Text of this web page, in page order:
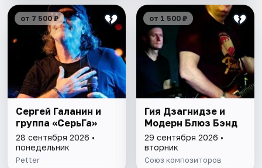
от 7 500 ₽
Сергей Галанин и
группа «СерьГа»
28 сентября 2026 •
понедельник
Petter
от 1 500 ₽
Гия Дзагнидзе и
Модерн Блюз Бэнд
29 сентября 2026 •
вторник
Союз композиторов